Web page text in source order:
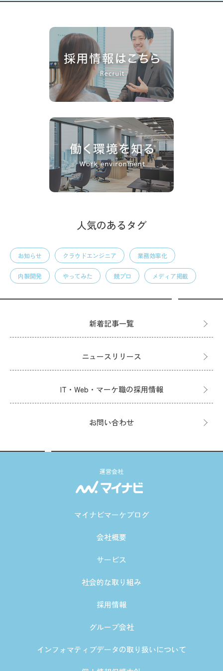
人気のあるタグ
お知らせ クラウドエンジニア 業務効率化
内製開発 やってみた 競プロ メディア掲載
新着記事一覧
ニュースリリース
IT・Web・マーケ職の採用情報
お問い合わせ
運営会社
マイナビマーケブログ
会社概要
サービス
社会的な取り組み
採用情報
グループ会社
インフォマティブデータの取り扱いについて